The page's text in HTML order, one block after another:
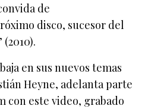
de
disco, sucesor del
en sus nuevos temas
Heyne, adelanta parte
con este video, grabado